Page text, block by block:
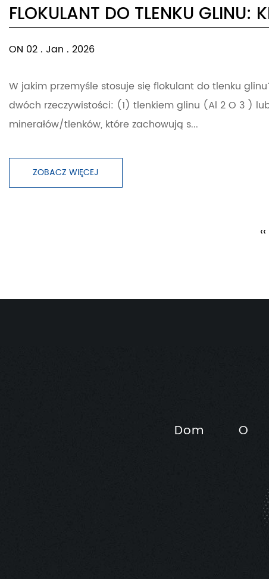
FLOKULANT DO TLENKU GLINU:
ON 02 . Jan . 2026
W jakim przemyśle stosuje się flokulant do tlenku
dwóch rzeczywistości: (1) tlenkiem glinu (Al 2 O 3 )
minerałów/tlenków, które zachowują s...
ZOBACZ WIĘCEJ
‹‹
Dom O